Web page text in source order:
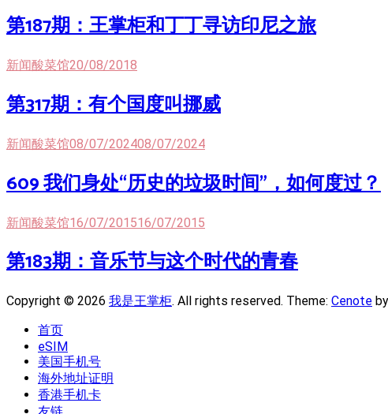
第187期：王掌柜和丁丁寻访印尼之旅
新闻酸菜馆20/08/2018
第317期：有个国度叫挪威
新闻酸菜馆08/07/202408/07/2024
609 我们身处“历史的垃圾时间”，如何度过？
新闻酸菜馆16/07/201516/07/2015
第183期：音乐节与这个时代的青春
Copyright © 2026 我是王掌柜. All rights reserved. Theme: Cenote
首页
eSIM
美国手机号
海外地址证明
香港手机卡